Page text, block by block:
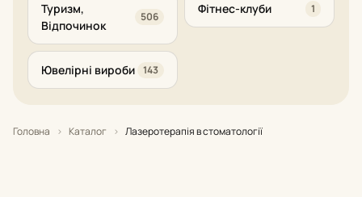
Туризм,
Відпочинок
506
Фітнес-клуби 1
Ювелірні вироби 143
Головна › Каталог › Лазеротерапія в стоматології